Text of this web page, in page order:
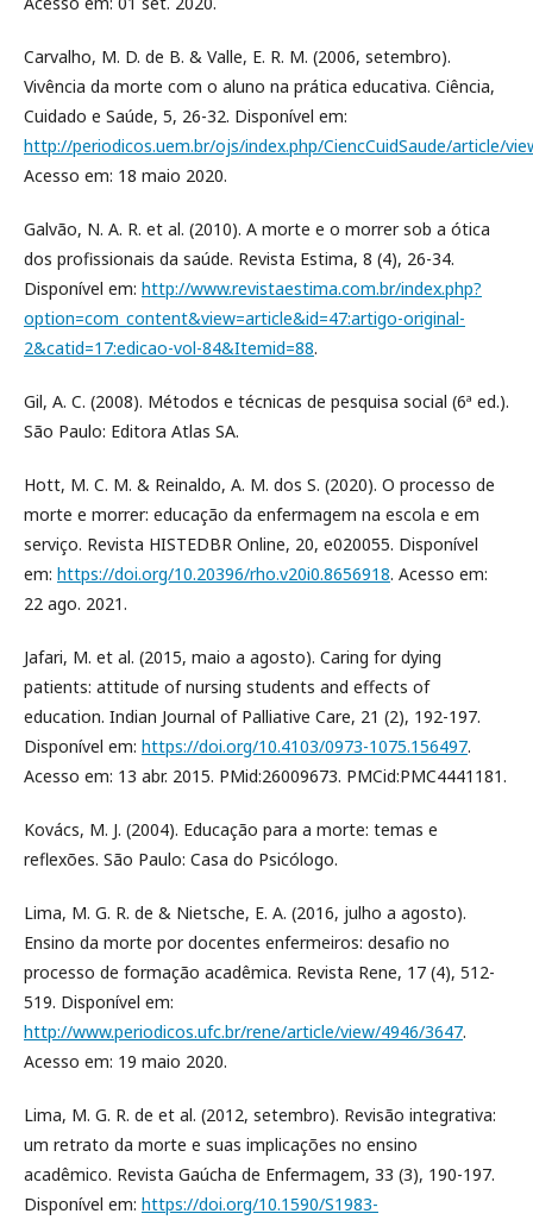
Carvalho, M. D. de B. & Valle, E. R. M. (2006, setembro).
Vivência da morte com o aluno na prática educativa. Ciência,
Cuidado e Saúde, 5, 26-32. Disponível em:
http://periodicos.uem.br/ojs/index.php/CiencCuidSaude/article/
Acesso em: 18 maio 2020.
Galvão, N. A. R. et al. (2010). A morte e o morrer sob a ótica
dos profissionais da saúde. Revista Estima, 8 (4), 26-34.
Disponível em: http://www.revistaestima.com.br/index.php?
option=com_content&view=article&id=47:artigo-original-
2&catid=17:edicao-vol-84&Itemid=88.
Gil, A. C. (2008). Métodos e técnicas de pesquisa social (6ª ed.).
São Paulo: Editora Atlas SA.
Hott, M. C. M. & Reinaldo, A. M. dos S. (2020). O processo de
morte e morrer: educação da enfermagem na escola e em
serviço. Revista HISTEDBR Online, 20, e020055. Disponível
em: https://doi.org/10.20396/rho.v20i0.8656918. Acesso em:
22 ago. 2021.
Jafari, M. et al. (2015, maio a agosto). Caring for dying
patients: attitude of nursing students and effects of
education. Indian Journal of Palliative Care, 21 (2), 192-197.
Disponível em: https://doi.org/10.4103/0973-1075.156497.
Acesso em: 13 abr. 2015. PMid:26009673. PMCid:PMC4441181.
Kovács, M. J. (2004). Educação para a morte: temas e
reflexões. São Paulo: Casa do Psicólogo.
Lima, M. G. R. de & Nietsche, E. A. (2016, julho a agosto).
Ensino da morte por docentes enfermeiros: desafio no
processo de formação acadêmica. Revista Rene, 17 (4), 512-
519. Disponível em:
http://www.periodicos.ufc.br/rene/article/view/4946/3647.
Acesso em: 19 maio 2020.
Lima, M. G. R. de et al. (2012, setembro). Revisão integrativa:
um retrato da morte e suas implicações no ensino
acadêmico. Revista Gaúcha de Enfermagem, 33 (3), 190-197.
Disponível em: https://doi.org/10.1590/S1983-